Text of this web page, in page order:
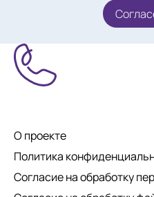
О проекте
Политика
Согласие на обработку